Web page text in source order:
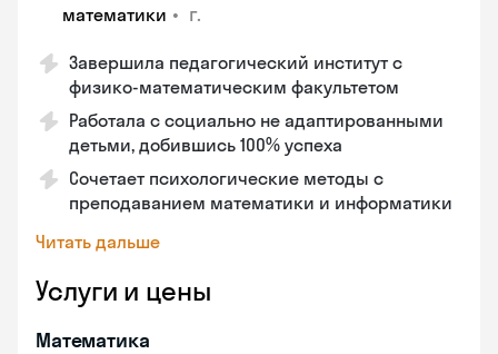
математики • г.
Завершила педагогический институт с
физико-математическим факультетом
Работала с социально не адаптированными
детьми, добившись 100% успеха
Сочетает психологические методы с
преподаванием математики и информатики
Читать дальше
Услуги и цены
Математика